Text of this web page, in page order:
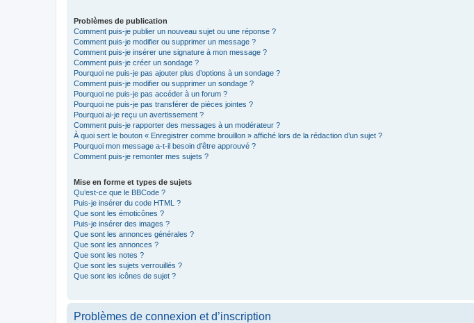
Problèmes de publication
Comment puis-je publier un nouveau sujet ou une réponse ?
Comment puis-je modifier ou supprimer un message ?
Comment puis-je insérer une signature à mon message ?
Comment puis-je créer un sondage ?
Pourquoi ne puis-je pas ajouter plus d’options à un sondage ?
Comment puis-je modifier ou supprimer un sondage ?
Pourquoi ne puis-je pas accéder à un forum ?
Pourquoi ne puis-je pas transférer de pièces jointes ?
Pourquoi ai-je reçu un avertissement ?
Comment puis-je rapporter des messages à un modérateur ?
À quoi sert le bouton « Enregistrer comme brouillon » affiché lors de la rédaction d’un sujet ?
Pourquoi mon message a-t-il besoin d’être approuvé ?
Comment puis-je remonter mes sujets ?
Mise en forme et types de sujets
Qu’est-ce que le BBCode ?
Puis-je insérer du code HTML ?
Que sont les émoticônes ?
Puis-je insérer des images ?
Que sont les annonces générales ?
Que sont les annonces ?
Que sont les notes ?
Que sont les sujets verrouillés ?
Que sont les icônes de sujet ?
Problèmes de connexion et d’inscription